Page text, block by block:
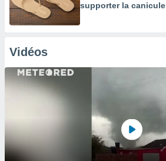
supporter la canicule
Vidéos